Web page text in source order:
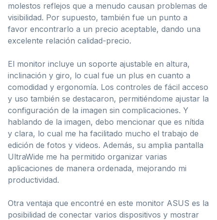
molestos reflejos que a menudo causan problemas de
visibilidad. Por supuesto, también fue un punto a
favor encontrarlo a un precio aceptable, dando una
excelente relación calidad-precio.
El monitor incluye un soporte ajustable en altura,
inclinación y giro, lo cual fue un plus en cuanto a
comodidad y ergonomía. Los controles de fácil acceso
y uso también se destacaron, permitiéndome ajustar la
configuración de la imagen sin complicaciones. Y
hablando de la imagen, debo mencionar que es nítida
y clara, lo cual me ha facilitado mucho el trabajo de
edición de fotos y videos. Además, su amplia pantalla
UltraWide me ha permitido organizar varias
aplicaciones de manera ordenada, mejorando mi
productividad.
Otra ventaja que encontré en este monitor ASUS es la
posibilidad de conectar varios dispositivos y mostrar